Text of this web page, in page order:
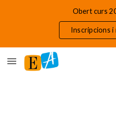
Obert curs
Inscripcions i